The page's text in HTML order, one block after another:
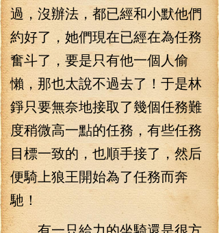
過，沒辦法，都已經和小默他們
約好了，她們現在已經在為任務
奮斗了，要是只有他一個人偷
懶，那也太說不過去了！于是林
錚只要無奈地接取了幾個任務難
度稍微高一點的任務，有些任務
目標一致的，也順手接了，然后
便騎上狼王開始為了任務而奔
馳！